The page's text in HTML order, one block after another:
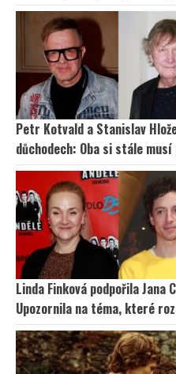
Petr Kotvald a Stanislav
důchodech: Oba si stále
Linda Finková podpořila Jana
Upozornila na téma, které